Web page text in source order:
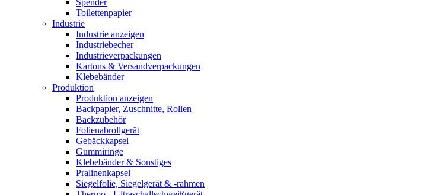
Spender
Toilettenpapier
Industrie
Industrie anzeigen
Industriebecher
Industrieverpackungen
Kartons & Versandverpackungen
Klebebänder
Produktion
Produktion anzeigen
Backpapier, Zuschnitte, Rollen
Backzubehör
Folienabrollgerät
Gebäckkapsel
Gummiringe
Klebebänder & Sonstiges
Pralinenkapsel
Siegelfolie, Siegelgerät & -rahmen